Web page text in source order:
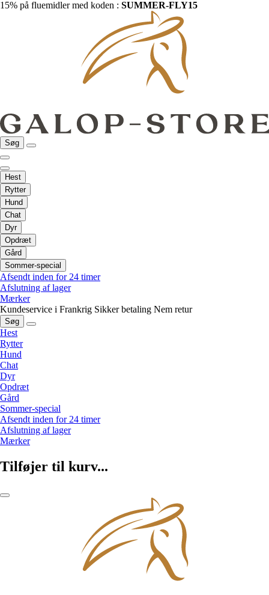
15% på fluemidler med koden : SUMMER-FLY15
Søg
Hest
Rytter
Hund
Chat
Dyr
Opdræt
Gård
Sommer-special
Afsendt inden for 24 timer
Afslutning af lager
Mærker
Kundeservice i Frankrig Sikker betaling Nem retur
Søg
Hest
Rytter
Hund
Chat
Dyr
Opdræt
Gård
Sommer-special
Afsendt inden for 24 timer
Afslutning af lager
Mærker
Tilføjer til kurv...